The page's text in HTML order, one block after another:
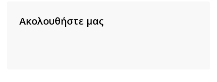
Ακολουθήστε μας